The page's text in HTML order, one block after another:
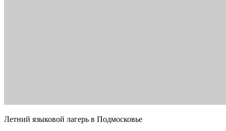
Летний языковой лагерь в Подмосковье